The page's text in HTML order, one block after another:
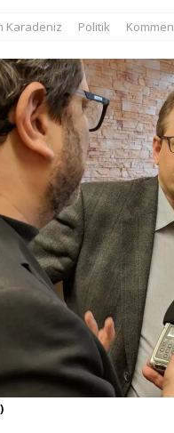
Karadeniz Politik